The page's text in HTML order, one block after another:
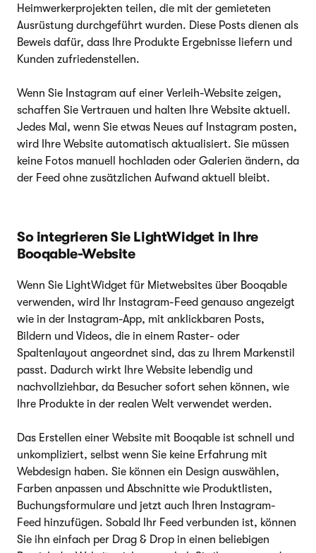
Heimwerkerprojekten teilen, die mit der gemieteten
Ausrüstung durchgeführt wurden. Diese Posts dienen als
Beweis dafür, dass Ihre Produkte Ergebnisse liefern und
Kunden zufriedenstellen.
Wenn Sie Instagram auf einer Verleih-Website zeigen,
schaffen Sie Vertrauen und halten Ihre Website aktuell.
Jedes Mal, wenn Sie etwas Neues auf Instagram posten,
wird Ihre Website automatisch aktualisiert. Sie müssen
keine Fotos manuell hochladen oder Galerien ändern, da
der Feed ohne zusätzlichen Aufwand aktuell bleibt.
So integrieren Sie LightWidget in Ihre
Booqable-Website
Wenn Sie LightWidget für Mietwebsites über Booqable
verwenden, wird Ihr Instagram-Feed genauso angezeigt
wie in der Instagram-App, mit anklickbaren Posts,
Bildern und Videos, die in einem Raster- oder
Spaltenlayout angeordnet sind, das zu Ihrem Markenstil
passt. Dadurch wirkt Ihre Website lebendig und
nachvollziehbar, da Besucher sofort sehen können, wie
Ihre Produkte in der realen Welt verwendet werden.
Das Erstellen einer Website mit Booqable ist schnell und
unkompliziert, selbst wenn Sie keine Erfahrung mit
Webdesign haben. Sie können ein Design auswählen,
Farben anpassen und Abschnitte wie Produktlisten,
Buchungsformulare und jetzt auch Ihren Instagram-
Feed hinzufügen. Sobald Ihr Feed verbunden ist, können
Sie ihn einfach per Drag & Drop in einen beliebigen